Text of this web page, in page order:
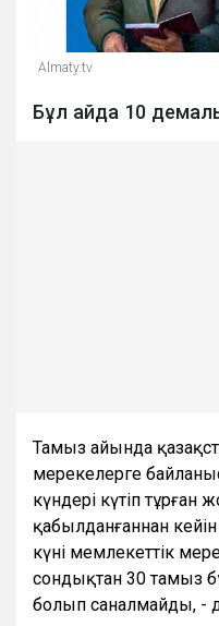
Almaty.tv
Бұл айда 10
Тамыз айында
мерекелерге
күндері күтіп тұрған
қабылданғаннан
күні мемлекеттік
сондықтан 30 тамыз
болып саналмайды, -